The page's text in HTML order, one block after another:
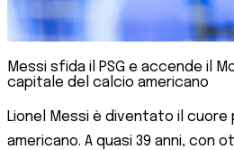
Messi sfida il PSG e accende il
capitale del calcio americano
Lionel Messi è diventato il
americano. A quasi 39 anni, con